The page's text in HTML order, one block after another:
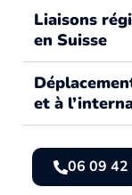
Liaisons
en Suisse
et à
06 09